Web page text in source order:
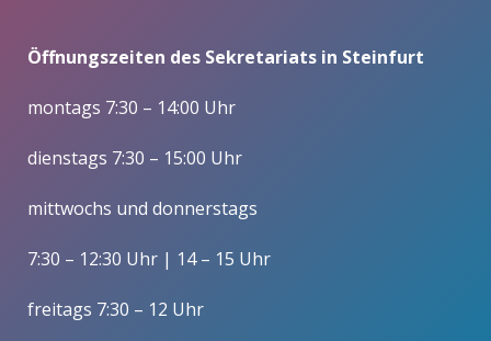
Öffnungszeiten des Sekretariats in Steinfurt
montags 7:30 – 14:00 Uhr
dienstags 7:30 – 15:00 Uhr
mittwochs und donnerstags
7:30 – 12:30 Uhr | 14 – 15 Uhr
freitags 7:30 – 12 Uhr